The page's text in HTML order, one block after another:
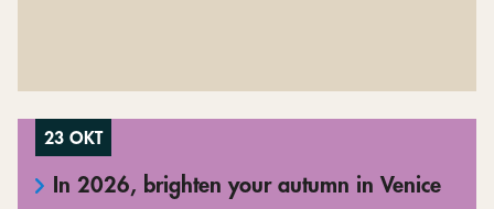
23 OKT
In 2026, brighten your autumn in Venice